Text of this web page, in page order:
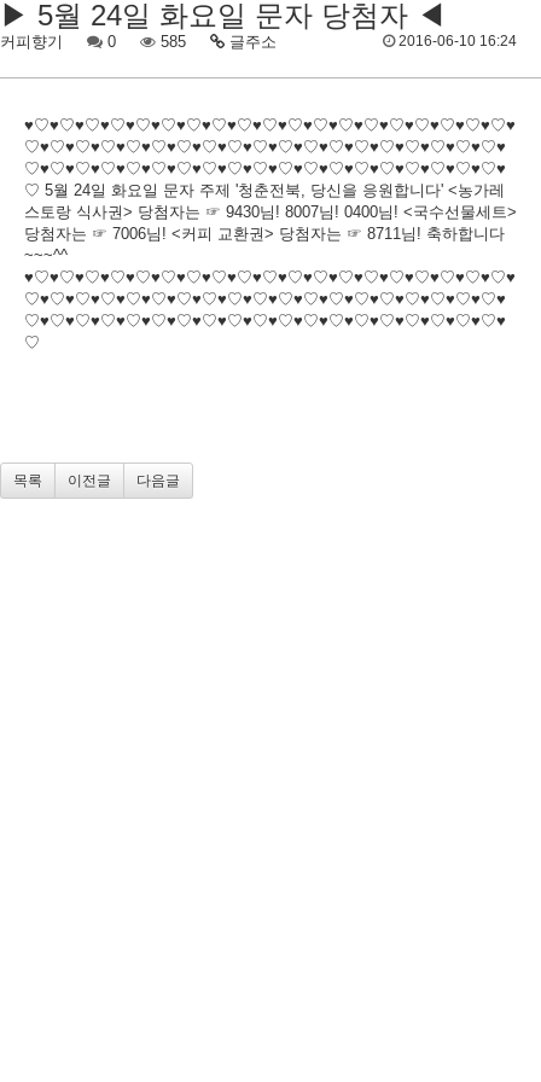
▶ 5월 24일 화요일 문자 당첨자 ◀
커피향기 0 585 글주소 2016-06-10 16:24
♥♡♥♡♥♡♥♡♥♡♥♡♥♡♥♡♥♡♥♡♥♡♥♡♥♡♥♡♥♡♥♡♥♡♥♡♥♡♥
♡♥♡♥♡♥♡♥♡♥♡♥♡♥♡♥♡♥♡♥♡♥♡♥♡♥♡♥♡♥♡♥♡♥♡♥♡♥
♡♥♡♥♡♥♡♥♡♥♡♥♡♥♡♥♡♥♡♥♡♥♡♥♡♥♡♥♡♥♡♥♡♥♡♥♡♥
♡ 5월 24일 화요일 문자 주제 '청춘전북, 당신을 응원합니다' <농가레
스토랑 식사권> 당첨자는 ☞ 9430님! 8007님! 0400님! <국수선물세트>
당첨자는 ☞ 7006님! <커피 교환권> 당첨자는 ☞ 8711님! 축하합니다
~~~^^
♥♡♥♡♥♡♥♡♥♡♥♡♥♡♥♡♥♡♥♡♥♡♥♡♥♡♥♡♥♡♥♡♥♡♥♡♥♡♥
♡♥♡♥♡♥♡♥♡♥♡♥♡♥♡♥♡♥♡♥♡♥♡♥♡♥♡♥♡♥♡♥♡♥♡♥♡♥
♡♥♡♥♡♥♡♥♡♥♡♥♡♥♡♥♡♥♡♥♡♥♡♥♡♥♡♥♡♥♡♥♡♥♡♥♡♥
♡
목록 이전글 다음글